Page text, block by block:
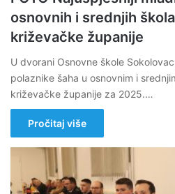
osnovnih i srednjih
križevačke županije
U dvorani Osnovne škole
polaznike šaha u osnovnim i
križevačke županije za 2025.…
Pročitaj više